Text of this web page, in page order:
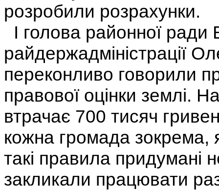
розробили розрахунки.
І голова районної ради
райдержадміністрації
переконливо говорили
правової оцінки землі.
втрачає 700 тисяч
кожна громада зокрема,
такі правила придумані
закликали працювати